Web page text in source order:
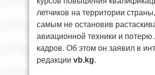
летчиков на территории
самым не остановив
авиационной техники и потерю
кадров. Об этом он заявил в
редакции vb.kg.